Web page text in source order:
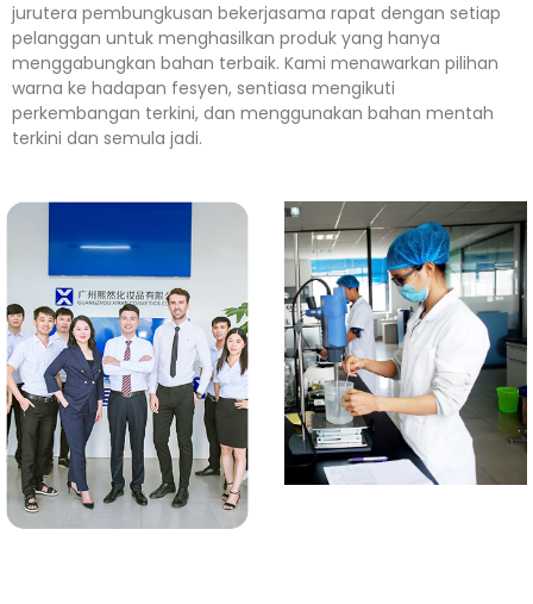
jurutera pembungkusan bekerjasama rapat dengan setiap
pelanggan untuk menghasilkan produk yang hanya
menggabungkan bahan terbaik. Kami menawarkan pilihan
warna ke hadapan fesyen, sentiasa mengikuti
perkembangan terkini, dan menggunakan bahan mentah
terkini dan semula jadi.